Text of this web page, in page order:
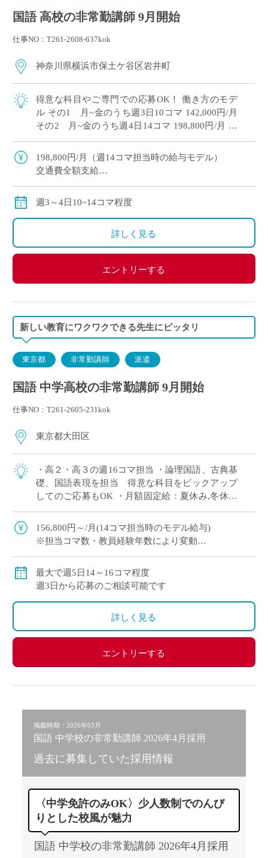
国語 高校の非常勤講師 9月開始
仕事NO：T261-2608-637kok
神奈川県横浜市保土ケ谷区岩井町
得意な科目やご専門での応募OK！ 働き方のモデ
ル その1 月~金のうち週3日10コマ 142,000円/月
その2 月~金のうち週4日14コマ 198,800円/月 共
上部など […]
198,800円/月（週14コマ担当時の給与モデル）
交通費全額支給
週3～4日10~14コマ程度
詳しく見る
エントリーする
新しい教育にワクワクできる先生にピッタリ
東京都 非常勤講師 派遣
国語 中学高校の非常勤講師 9月開始
仕事NO：T261-2605-231kok
東京都大田区
・高２・高３の週16コマ担当 ・論理国語、古典基
礎、国語表現を担当 得意な科目をピックアップ
してのご応募もOK ・月額固定給：夏休み,冬休み
日は7限授業あり(15:55終 […]
156,800円～/月(14コマ担当時のモデル給与)
※担当コマ数・教員経験年数により変動
最大で週5日14～16コマ程度
週3日から応募のご相談可能です
詳しく見る
エントリーする
掲載時期：2026年03月
国語 中学校の非常勤講師 2026年4月採用
過去に募集していた採用情報
〈中学免許のみOK〉少人数制でのんび
りとした校風が魅力
国語 中学校の非常勤講師 2026年4月採用